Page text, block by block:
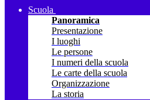
Scuola
Panoramica
Presentazione
I luoghi
Le persone
I numeri della scuola
Le carte della scuola
Organizzazione
La storia